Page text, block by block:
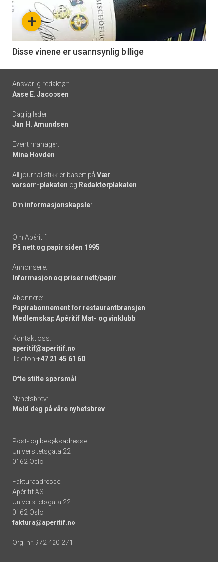
nå
6
+
Disse vinene er usannsynlig billige
Footer
-
links
Ansvarlig redaktør:
Aase E. Jacobsen
Daglig leder:
Jan H. Amundsen
Event manager:
Mina Hovden
All journalistikk er basert på Vær
varsom-plakaten og Redaktørplakaten
Om informasjonskapsler
Om Apéritif:
På nett og papir siden 1995
Annonsere:
Informasjon og priser nett/papir
Abonnere:
Papirabonnement for restaurantbransjen
Medlemskap Apéritif Mat- og vinklubb
Kontakt oss:
aperitif@aperitif.no
Telefon +47 21 45 61 60
Ofte stilte spørsmål
Nyhetsbrev:
Meld deg på våre nyhetsbrev
Post- og besøksadresse:
Universitetsgata 22
0162 Oslo
Fakturaadresse:
Apéritif AS
Universitetsgata 22
0162 Oslo
faktura@aperitif.no
Org. nr. 972 420 271